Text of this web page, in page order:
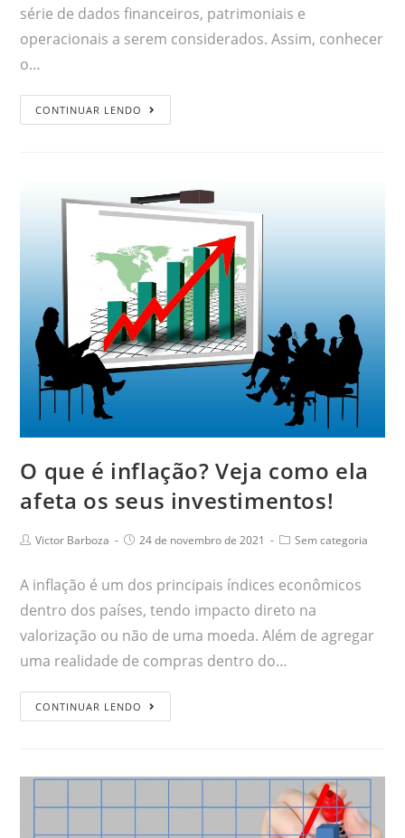
série de dados financeiros, patrimoniais e
operacionais a serem considerados. Assim, conhecer
o…
CONTINUAR LENDO
O que é inflação? Veja como ela
afeta os seus investimentos!
Victor Barboza 24 de novembro de 2021 Sem categoria
A inflação é um dos principais índices econômicos
dentro dos países, tendo impacto direto na
valorização ou não de uma moeda. Além de agregar
uma realidade de compras dentro do…
CONTINUAR LENDO